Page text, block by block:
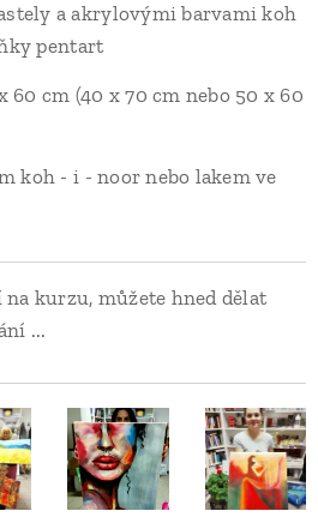
a akrylovými barvami koh
pentart
60 cm (40 x 70 cm nebo 50 x 60
koh - i - noor nebo lakem ve
kurzu, můžete hned dělat
...